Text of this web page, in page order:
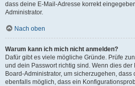
dass deine E-Mail-Adresse korrekt
Administrator.
Nach oben
Warum kann ich mich nicht anmelden?
Dafür gibt es viele mögliche Gründe. Prüfe
und dein Passwort richtig sind. Wenn dies
Board-Administrator, um sicherzugehen,
ebenfalls möglich, dass ein